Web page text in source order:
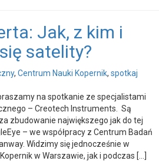
Jak, z kim i
satelity?
, Centrum Nauki Kopernik, spotkaj
na spotkanie ze specjalistami
– Creotech Instruments. Są
zbudowanie największego jak do tej
– we współpracy z Centrum Badań
Widzimy się jednocześnie w
w Warszawie, jak i podczas […]